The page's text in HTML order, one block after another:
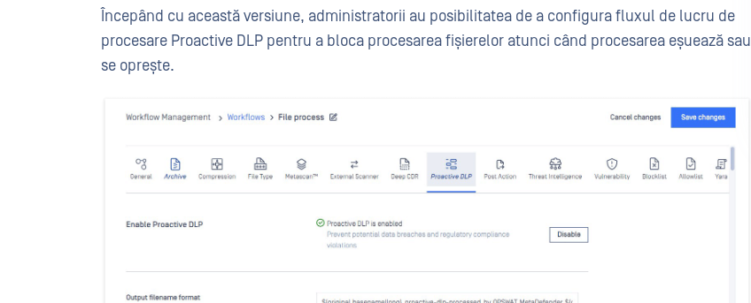
Începând cu această versiune, administratorii au posibilitatea de a configura fluxul de lucru de
procesare Proactive DLP pentru a bloca procesarea fișierelor atunci când procesarea eșuează sau
se oprește.